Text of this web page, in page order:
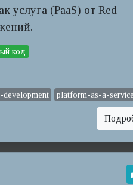
услуга (PaaS) от Red
код
development platform-as-a-